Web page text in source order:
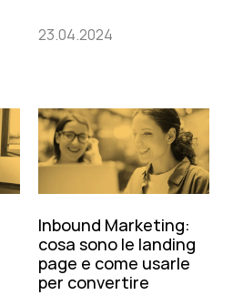
23.04.2024
Inbound Marketing:
cosa sono le landing
page e come usarle
per convertire